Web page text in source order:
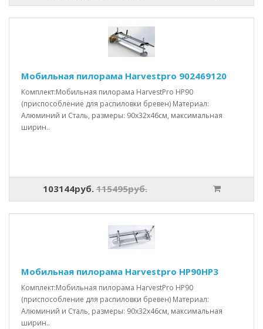
Мобильная пилорама Harvestpro 902469120
Комплект:Мобильная пилорама HarvestPro HP90
(приспособление для распиловки бревен) Материал:
Алюминий и Сталь, размеры: 90x32x46см, максимальная
ширин..
103144руб. 115495руб.
Мобильная пилорама Harvestpro HP90HP3
Комплект:Мобильная пилорама HarvestPro HP90
(приспособление для распиловки бревен) Материал:
Алюминий и Сталь, размеры: 90x32x46см, максимальная
ширин..